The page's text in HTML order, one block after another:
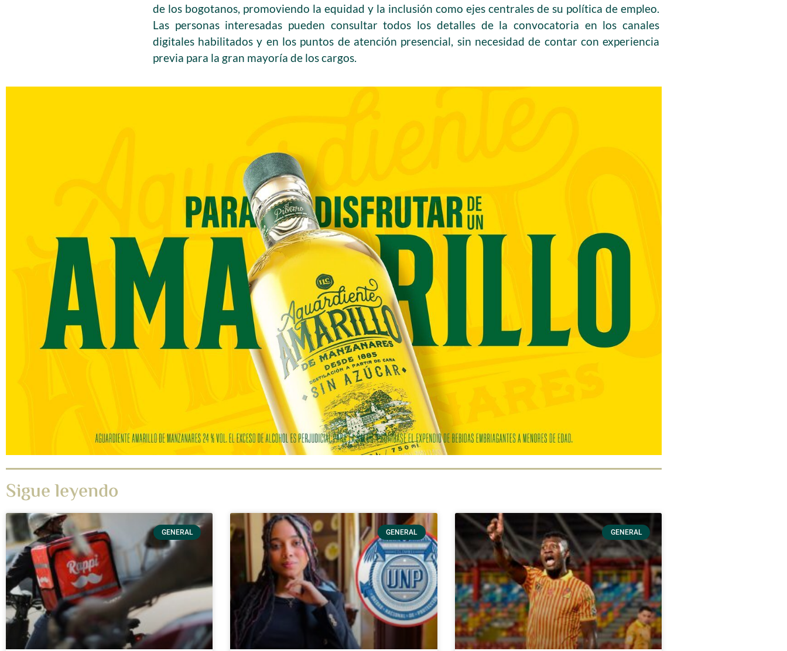
de los bogotanos, promoviendo la equidad y la inclusión como ejes centrales de su política de empleo.
Las personas interesadas pueden consultar todos los detalles de la convocatoria en los canales
digitales habilitados y en los puntos de atención presencial, sin necesidad de contar con experiencia
previa para la gran mayoría de los cargos.
Sigue leyendo
GENERAL GENERAL GENERAL